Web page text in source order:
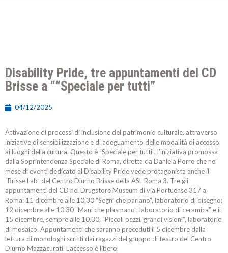
Disability Pride, tre appuntamenti del CD
Brisse a ““Speciale per tutti”
04/12/2025
Attivazione di processi di inclusione del patrimonio culturale, attraverso
iniziative di sensibilizzazione e di adeguamento delle modalità di accesso
ai luoghi della cultura. Questo è “Speciale per tutti”, l’iniziativa promossa
dalla Soprintendenza Speciale di Roma, diretta da Daniela Porro che nel
mese di eventi dedicato al Disability Pride vede protagonista anche il
“Brisse Lab” del Centro Diurno Brisse della ASL Roma 3. Tre gli
appuntamenti del CD nel Drugstore Museum di via Portuense 317 a
Roma: 11 dicembre alle 10.30 “Segni che parlano”, laboratorio di disegno;
12 dicembre alle 10.30 “Mani che plasmano”, laboratorio di ceramica” e il
15 dicembre, sempre alle 10.30, “Piccoli pezzi, grandi visioni”, laboratorio
di mosaico. Appuntamenti che saranno preceduti il 5 dicembre dalla
lettura di monologhi scritti dai ragazzi del gruppo di teatro del Centro
Diurno Mazzacurati. L’accesso è libero.